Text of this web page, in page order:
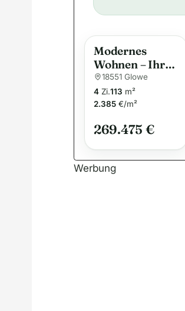
Modernes
Wohnen – Ihr
Traumhaus für
die ganze
Familie
18551 Glowe
4 Zi.113 m²
2.385 €/m²
269.475 €
Werbung